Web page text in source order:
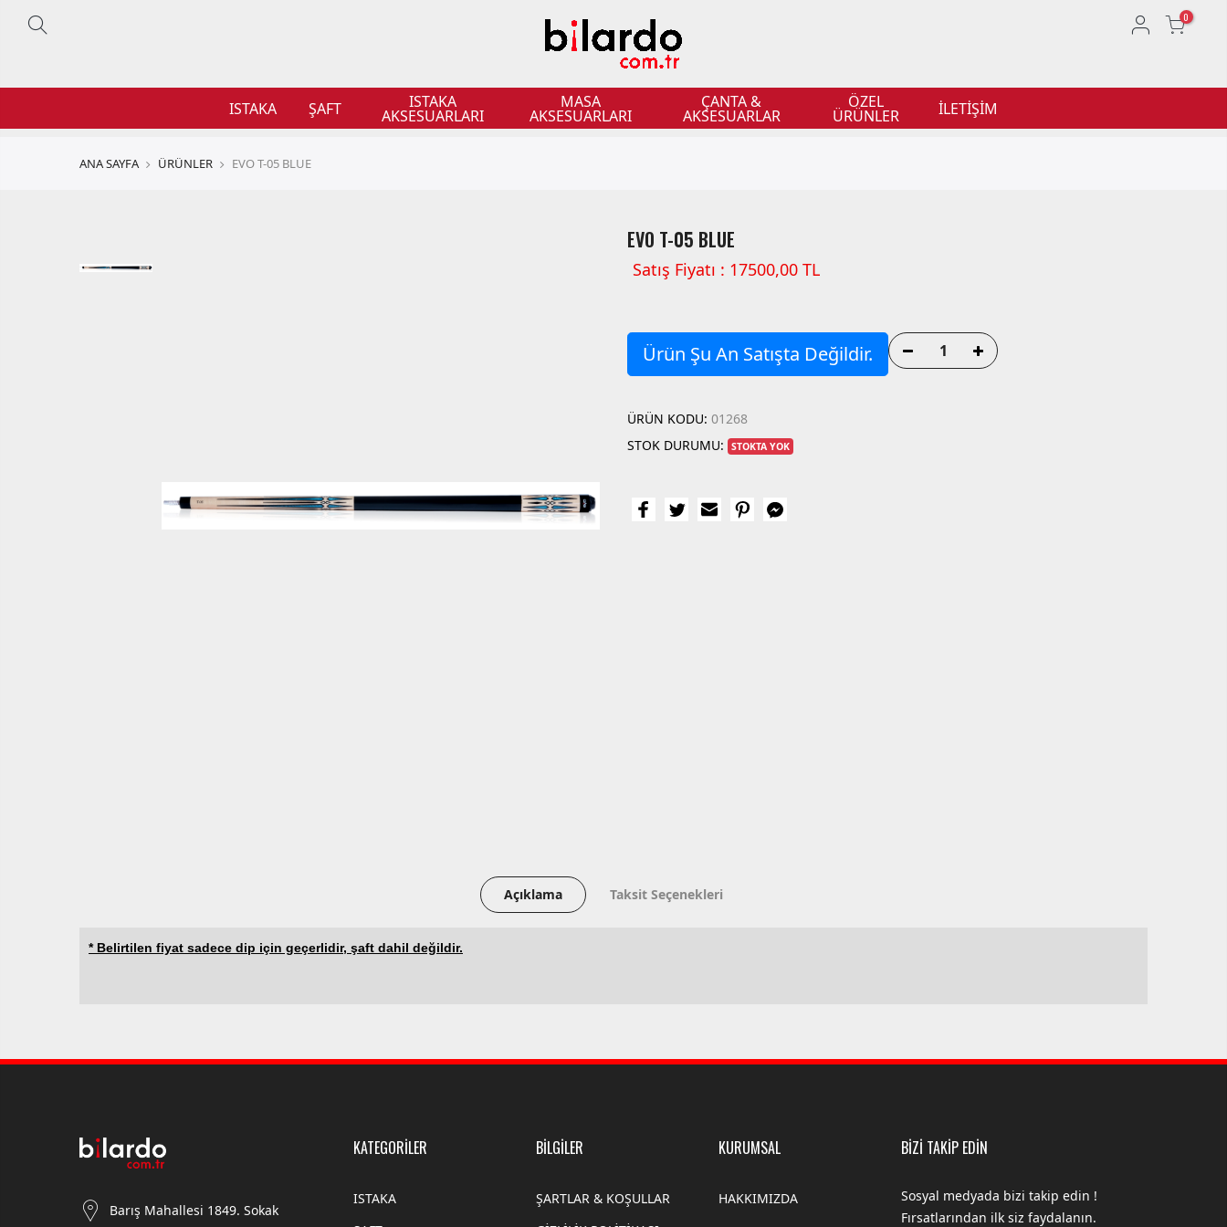
0
ISTAKA ŞAFT ISTAKA
AKSESUARLARI
MASA
AKSESUARLARI
ÇANTA &
AKSESUARLAR
ÖZEL
ÜRÜNLER İLETİŞİM
ANA SAYFA ÜRÜNLER EVO T-05 BLUE
EVO T-05 BLUE
Satış Fiyatı : 17500,00 TL
Ürün Şu An Satışta Değildir.
ÜRÜN KODU: 01268
STOK DURUMU:
STOKTA YOK
Açıklama Taksit Seçenekleri
* Belirtilen fiyat sadece dip için geçerlidir, şaft dahil değildir.
Barış Mahallesi 1849. Sokak
KATEGORİLER
ISTAKA
BİLGİLER
ŞARTLAR & KOŞULLAR
KURUMSAL
HAKKIMIZDA
BİZİ TAKİP EDİN
Sosyal medyada bizi takip edin !
Fırsatlarından ilk siz faydalanın.